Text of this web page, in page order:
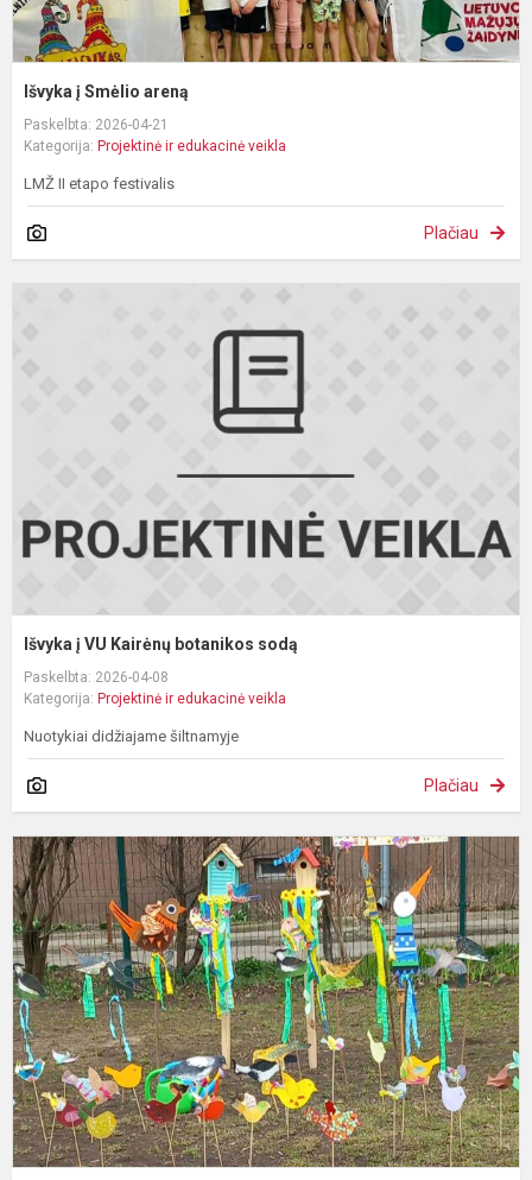
Išvyka į Smėlio areną
Paskelbta: 2026-04-21
Kategorija: Projektinė ir edukacinė veikla
LMŽ II etapo festivalis
Plačiau
Išvyka į VU Kairėnų botanikos sodą
Paskelbta: 2026-04-08
Kategorija: Projektinė ir edukacinė veikla
Nuotykiai didžiajame šiltnamyje
Plačiau